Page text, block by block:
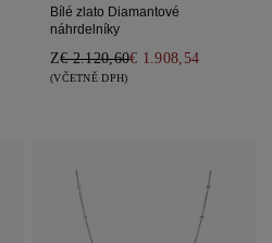
Bílé zlato Diamantové
náhrdelníky
Z€ 2.120,60€ 1.908,54
(VČETNĚ DPH)